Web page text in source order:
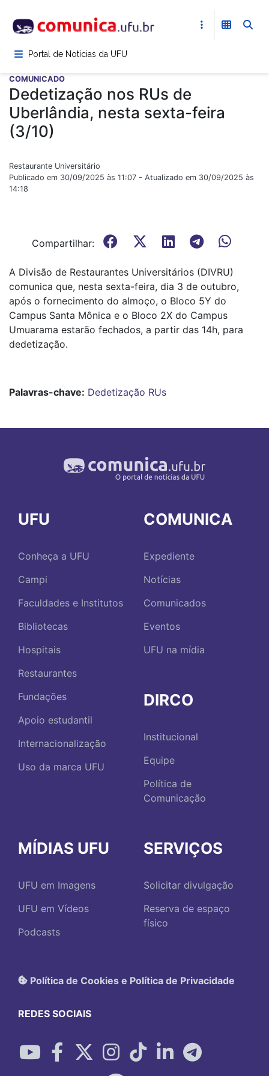
para
conteúdoPortal de Notícias da UFU
COMUNICADO
Dedetização nos RUs de
Uberlândia, nesta sexta-feira
(3/10)
Restaurante Universitário
Publicado em 30/09/2025 às 11:07 - Atualizado em 30/09/2025 às
14:18
Compartilhar:
A Divisão de Restaurantes Universitários (DIVRU)
comunica que, nesta sexta-feira, dia 3 de outubro,
após o fornecimento do almoço, o Bloco 5Y do
Campus Santa Mônica e o Bloco 2X do Campus
Umuarama estarão fechados, a partir das 14h, para
dedetização.
Palavras-chave: Dedetização RUs
UFU
Conheça a UFU
Campi
Faculdades e Institutos
Bibliotecas
Hospitais
Restaurantes
Fundações
Apoio estudantil
Internacionalização
Uso da marca UFU
COMUNICA
Expediente
Notícias
Comunicados
Eventos
UFU na mídia
DIRCO
Institucional
Equipe
Política de
Comunicação
MÍDIAS UFU
UFU em Imagens
UFU em Vídeos
Podcasts
SERVIÇOS
Solicitar divulgação
Reserva de espaço
físico
Política de Cookies e Política de Privacidade
REDES SOCIAIS